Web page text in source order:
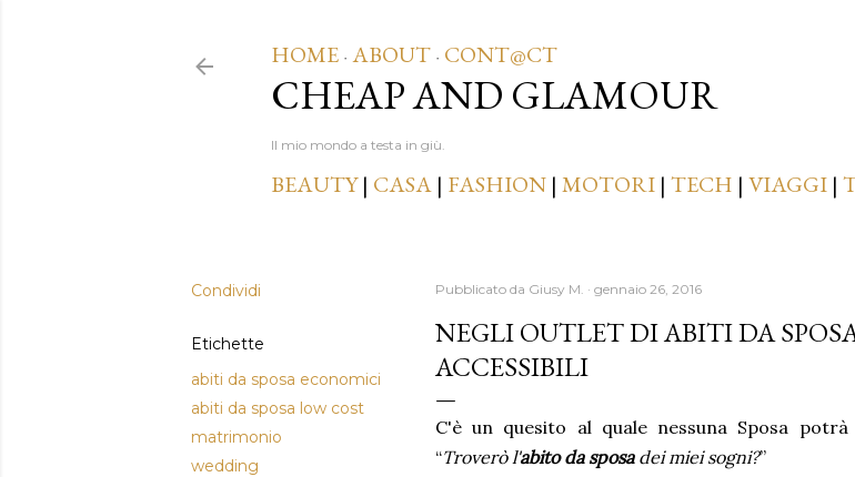
HOME · ABOUT · CONT@CT
CHEAP AND GLAMOUR
Il mio mondo a testa in giù.
BEAUTY| CASA | FASHION | MOTORI | TECH | VIAGGI |
Condividi
Etichette
abiti da sposa economici
abiti da sposa low cost
matrimonio
wedding
Pubblicato da Giusy M. gennaio 26, 2016
NEGLI OUTLET DI ABITI DA
ACCESSIBILI
C'è un quesito al quale nessuna Sposa
“Troverò l'abito da sposadei miei sogni?”